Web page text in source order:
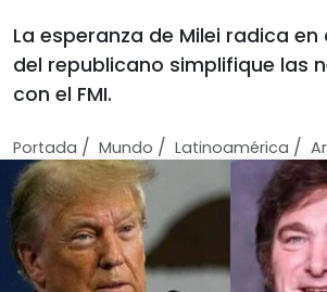
La esperanza de Milei radica
del republicano simplifique las
con el FMI.
Portada / Mundo / Latinoamérica /